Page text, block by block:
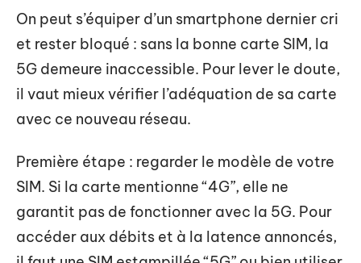
On peut s’équiper d’un smartphone dernier cri
et rester bloqué : sans la bonne carte SIM, la
5G demeure inaccessible. Pour lever le doute,
il vaut mieux vérifier l’adéquation de sa carte
avec ce nouveau réseau.
Première étape : regarder le modèle de votre
SIM. Si la carte mentionne “4G”, elle ne
garantit pas de fonctionner avec la 5G. Pour
accéder aux débits et à la latence annoncés,